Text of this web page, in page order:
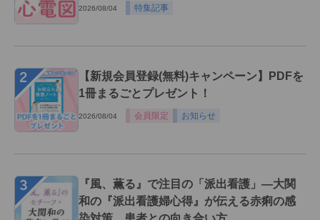
2026/08/04 特集記事
２
【新規会員登録(無料)キャンペーン】PDFを
1冊まるごとプレゼント！
2026/08/04 会員限定 お知らせ
３
『風、薫る』で注目の「派出看護」―大関
和の『派出看護婦心得』が伝える赤痢の感